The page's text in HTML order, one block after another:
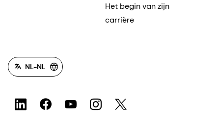
Het begin van zijn
carrière
NL-NL